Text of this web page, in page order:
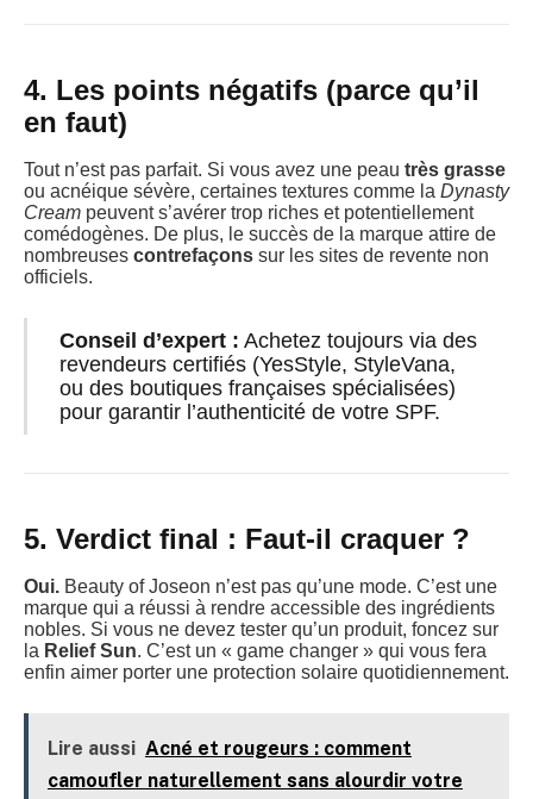
4. Les points négatifs (parce qu’il
en faut)
Tout n’est pas parfait. Si vous avez une peau très grasse
ou acnéique sévère, certaines textures comme la Dynasty
Cream peuvent s’avérer trop riches et potentiellement
comédogènes. De plus, le succès de la marque attire de
nombreuses contrefaçons sur les sites de revente non
officiels.
Conseil d’expert : Achetez toujours via des
revendeurs certifiés (YesStyle, StyleVana,
ou des boutiques françaises spécialisées)
pour garantir l’authenticité de votre SPF.
5. Verdict final : Faut-il craquer ?
Oui. Beauty of Joseon n’est pas qu’une mode. C’est une
marque qui a réussi à rendre accessible des ingrédients
nobles. Si vous ne devez tester qu’un produit, foncez sur
la Relief Sun. C’est un « game changer » qui vous fera
enfin aimer porter une protection solaire quotidiennement.
Lire aussi Acné et rougeurs : comment
camoufler naturellement sans alourdir votre